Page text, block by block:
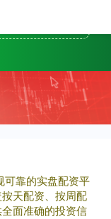
可靠的实盘配资平
天配资、按周配
面准确的投资信